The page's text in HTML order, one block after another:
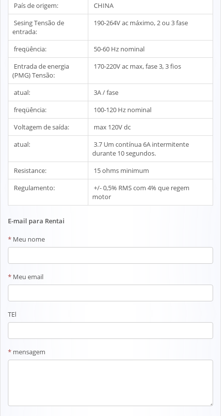
País de origem:
CHINA
Sesing Tensão de
entrada:
190-264V ac máximo, 2 ou 3 fase
freqüência:
50-60 Hz nominal
Entrada de energia
(PMG) Tensão:
170-220V ac max, fase 3, 3 fios
atual:
3A / fase
freqüência:
100-120 Hz nominal
Voltagem de saída:
max 120V dc
atual:
3.7 Um contínua 6A intermitente
durante 10 segundos.
Resistance:
15 ohms minimum
Regulamento:
+/- 0,5% RMS com 4% que regem
motor
E-mail para Rentai
* Meu nome
* Meu email
TEl
* mensagem